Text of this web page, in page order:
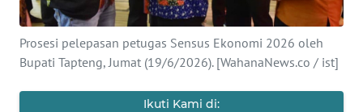
Prosesi pelepasan petugas Sensus Ekonomi 2026 oleh
Bupati Tapteng, Jumat (19/6/2026). [WahanaNews.co / ist]
Ikuti Kami di:
INFO
IKLAN
TENTANG